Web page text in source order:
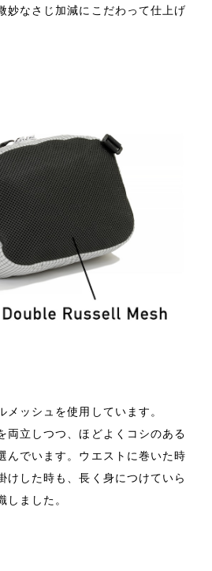
妙なさじ加減にこだわって仕上げ
ッシュを使用しています。
両立しつつ、ほどよくコシのある
んでいます。ウエストに巻いた時
けした時も、長く身につけていら
しました。